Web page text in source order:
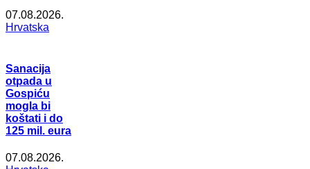
07.08.2026.
Hrvatska
Sanacija
otpada u
Gospiću
mogla bi
koštati i do
125 mil. eura
07.08.2026.